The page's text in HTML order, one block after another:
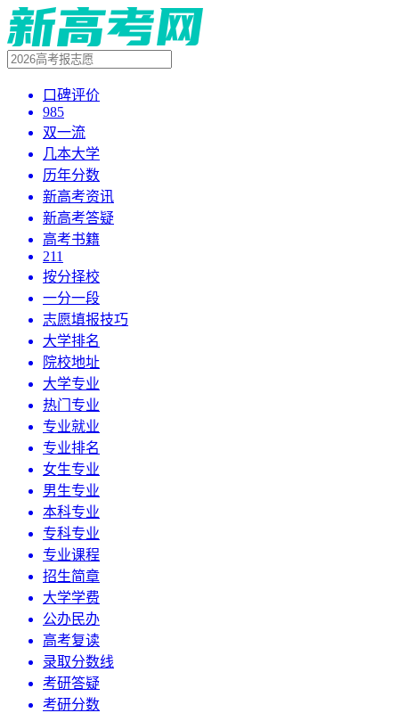
口碑评价
985
双一流
几本大学
历年分数
新高考资讯
新高考答疑
高考书籍
211
按分择校
一分一段
志愿填报技巧
大学排名
院校地址
大学专业
热门专业
专业就业
专业排名
女生专业
男生专业
本科专业
专科专业
专业课程
招生简章
大学学费
公办民办
高考复读
录取分数线
考研答疑
考研分数